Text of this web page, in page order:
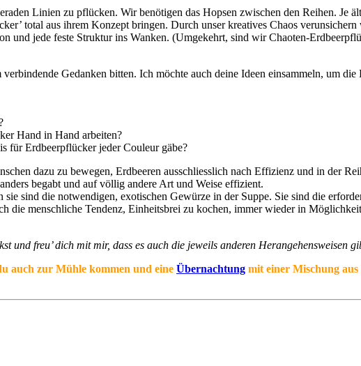
Linien zu pflücken. Wir benötigen das Hopsen zwischen den Reihen. Je
total aus ihrem Konzept bringen. Durch unser kreatives Chaos
und jede feste Struktur ins Wanken. (Umgekehrt, sind wir Chaoten-
Gedanken bitten. Ich möchte auch deine Ideen einsammeln, um
Hand in Hand arbeiten?
für Erdbeerpflücker jeder Couleur gäbe?
dazu zu bewegen, Erdbeeren ausschliesslich nach Effizienz und in der
begabt und auf völlig andere Art und Weise effizient.
sind die notwendigen, exotischen Gewürze in der Suppe. Sie sind die
die menschliche Tendenz, Einheitsbrei zu kochen, immer wieder in
und freu’ dich mit mir, dass es auch die jeweils anderen Herangehensweisen
auch zur Mühle kommen und eine Übernachtung mit einer Mischung